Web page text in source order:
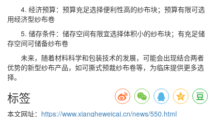
4. 经济预算：预算充足选择便利性高的纱布块；预算有限可选
用经济型纱布卷
5. 储存条件：储存空间有限宜选择体积小的纱布块；有充足储
存空间可储备纱布卷
未来，随着材料科学和包装技术的发展，可能会出现结合两者
优势的新型纱布产品，如可撕式预裁纱布卷等，为临床提供更多选
择。
标签
本文网址： https://www.xiangheweicai.cn/news/550.html